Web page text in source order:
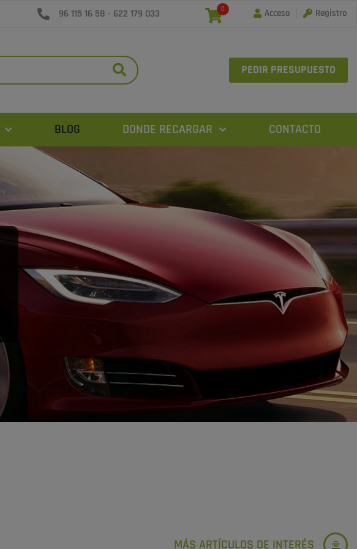
96 115 16 58 - 622 179 033 0 Acceso Registro
PEDIR PRESUPUESTO
BLOG DONDE RECARGAR CONTACTO
MÁS ARTÍCULOS DE INTERÉS